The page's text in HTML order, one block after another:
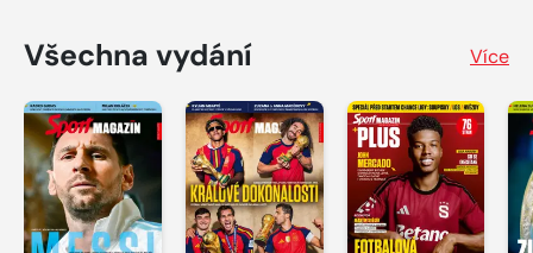
Všechna vydání Více